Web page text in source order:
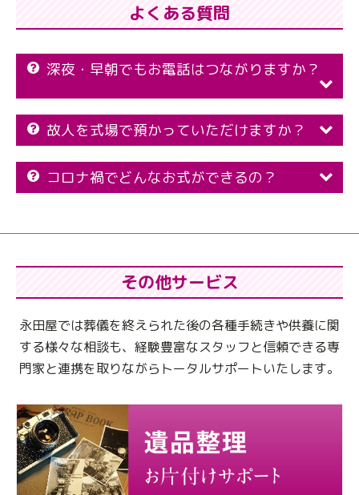
よくある質問
深夜・早朝でもお電話はつながりますか？
故人を式場で預かっていただけますか？
コロナ禍でどんなお式ができるの？
その他サービス
永田屋では葬儀を終えられた後の各種手続きや供養に関
する様々な相談も、 経験豊富なスタッフと信頼できる専
門家と連携を取りながらトータルサポートいたします。